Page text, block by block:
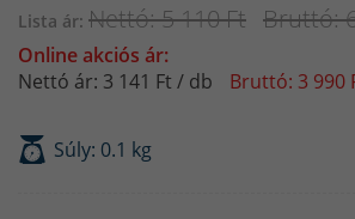
Lista ár: Nettó: 5 110 Ft Bruttó:
Online akciós ár:
Nettó ár: 3 141 Ft / db
Bruttó: 3 990
Súly: 0.1 kg